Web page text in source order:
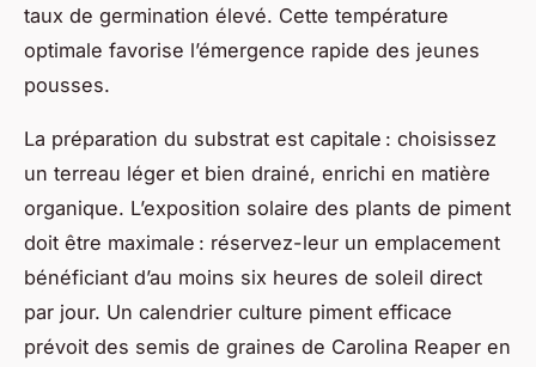
taux de germination élevé. Cette température
optimale favorise l’émergence rapide des jeunes
pousses.
La préparation du substrat est capitale : choisissez
un terreau léger et bien drainé, enrichi en matière
organique. L’exposition solaire des plants de piment
doit être maximale : réservez-leur un emplacement
bénéficiant d’au moins six heures de soleil direct
par jour. Un calendrier culture piment efficace
prévoit des semis de graines de Carolina Reaper en